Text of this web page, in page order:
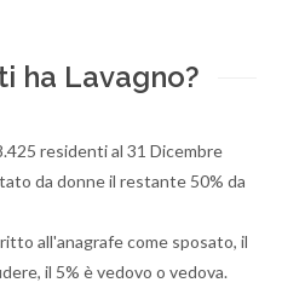
ha Lavagno?
residenti al 31 Dicembre
da donne il restante 50% da
all'anagrafe come sposato, il
il 5% è vedovo o vedova.